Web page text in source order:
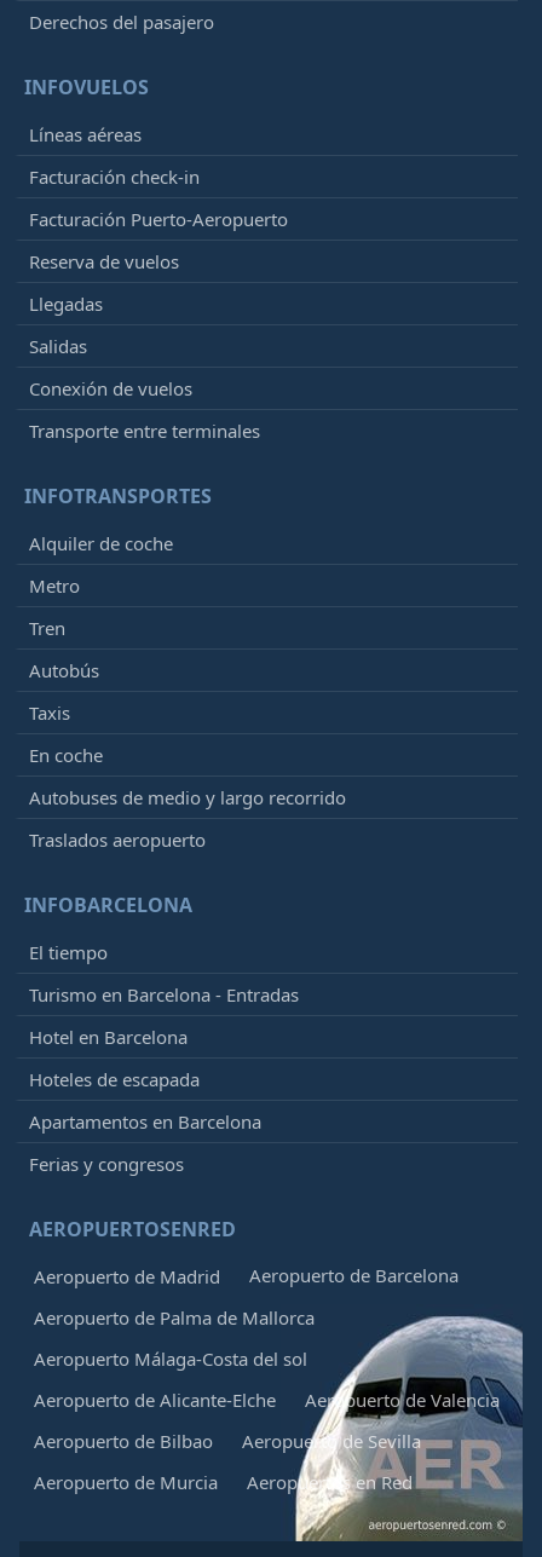
Derechos del pasajero
INFOVUELOS
Líneas aéreas
Facturación check-in
Facturación Puerto-Aeropuerto
Reserva de vuelos
Llegadas
Salidas
Conexión de vuelos
Transporte entre terminales
INFOTRANSPORTES
Alquiler de coche
Metro
Tren
Autobús
Taxis
En coche
Autobuses de medio y largo recorrido
Traslados aeropuerto
INFOBARCELONA
El tiempo
Turismo en Barcelona - Entradas
Hotel en Barcelona
Hoteles de escapada
Apartamentos en Barcelona
Ferias y congresos
AEROPUERTOSENRED
Aeropuerto de Madrid
Aeropuerto de Barcelona
Aeropuerto de Palma de Mallorca
Aeropuerto Málaga-Costa del sol
Aeropuerto de Alicante-Elche
Aeropuerto de Valencia
Aeropuerto de Bilbao
Aeropuerto de Sevilla
Aeropuerto de Murcia
Aeropuertos en Red